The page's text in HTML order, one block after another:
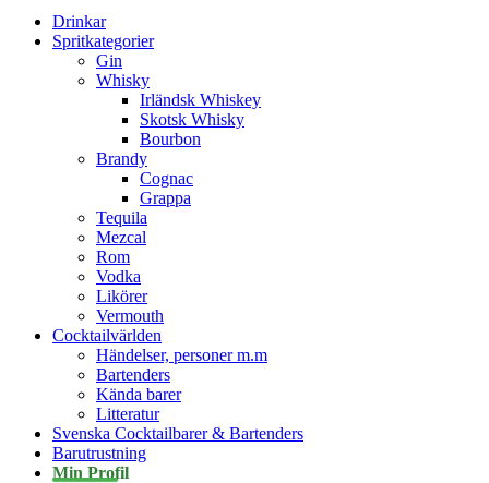
Drinkar
Spritkategorier
Gin
Whisky
Irländsk Whiskey
Skotsk Whisky
Bourbon
Brandy
Cognac
Grappa
Tequila
Mezcal
Rom
Vodka
Likörer
Vermouth
Cocktailvärlden
Händelser, personer m.m
Bartenders
Kända barer
Litteratur
Svenska Cocktailbarer & Bartenders
Barutrustning
Min Profil